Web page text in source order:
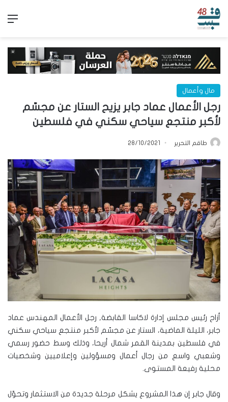
مال وأعمال
رجل الأعمال عماد جابر يزيح الستار عن مجسّم
لأكبر منتجع سياحي سكني في فلسطين
طاقم التحرير 28/10/2021
أزاح رئيس مجلس إدارة لاكاسا القابضة, رجل الأعمال المهندس عماد
جابر، الليلة الماضية، الستار عن مجسّم لأكبر منتجع سياحي سكني
في فلسطين بمدينة القمر شمال أريحا، وذلك وسط حضور رسمي
وشعبي واسع من رجال أعمال ومسؤولين وإعلاميين وشخصيات
محلية رفيعة المستوى.
وقال جابر إن هذا المشروع يشكل مرحلة جديدة من الاستثمار وتحوّل